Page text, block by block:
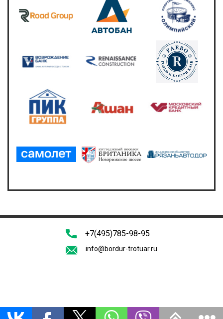
+7(495)785-98-95
info@bordur-trotuar.ru